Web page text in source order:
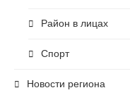
Район в лицах
Спорт
Новости региона